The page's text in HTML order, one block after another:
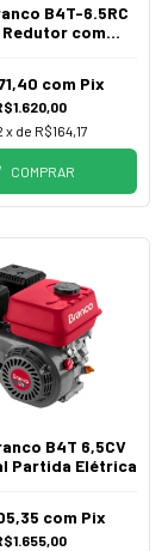
B4T-6.5RC
Redutor com
com Pix
x de R$164,17
COMPRAR
B4T 6,5CV
Partida Elétrica
com Pix